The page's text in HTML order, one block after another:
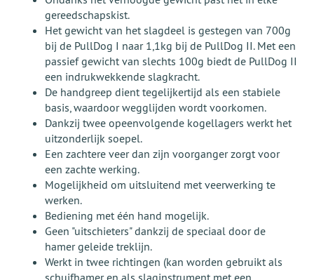
gereedschapskist.
Het gewicht van het slagdeel is gestegen van 700g
bij de PullDog I naar 1,1kg bij de PullDog II. Met een
passief gewicht van slechts 100g biedt de PullDog II
een indrukwekkende slagkracht.
De handgreep dient tegelijkertijd als een stabiele
basis, waardoor wegglijden wordt voorkomen.
Dankzij twee opeenvolgende kogellagers werkt het
uitzonderlijk soepel.
Een zachtere veer dan zijn voorganger zorgt voor
een zachte werking.
Mogelijkheid om uitsluitend met veerwerking te
werken.
Bediening met één hand mogelijk.
Geen "uitschieters" dankzij de speciaal door de
hamer geleide treklijn.
Werkt in twee richtingen (kan worden gebruikt als
schuifhamer en als slaginstrument met een